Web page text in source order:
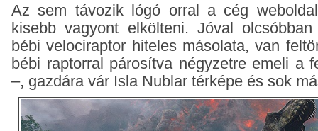
Az sem távozik lógó orral a cég
kisebb vagyont elkölteni. Jóval
bébi velociraptor hiteles másolata, van
bébi raptorral párosítva négyzetre emeli a
–, gazdára vár Isla Nublar térképe és sok